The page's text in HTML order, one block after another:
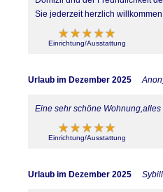
Sie jederzeit herzlich
Einrichtung/Ausstattung
Urlaub im Dezember 2025
Eine sehr schöne
Einrichtung/Ausstattung
Urlaub im Dezember 2025